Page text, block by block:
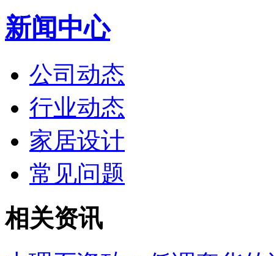
新闻中心
公司动态
行业动态
家居设计
常见问题
相关资讯